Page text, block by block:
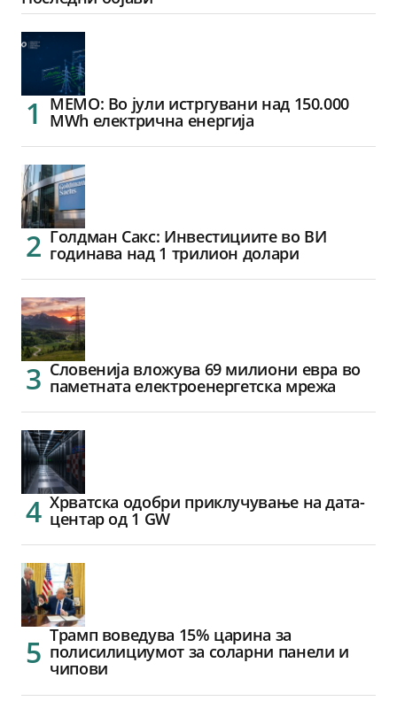
МЕМО: Во јули истргувани над 150.000
MWh електрична енергија
Голдман Сакс: Инвестициите во ВИ
годинава над 1 трилион долари
Словенија вложува 69 милиони евра во
паметната електроенергетска мрежа
Хрватска одобри приклучување на дата-
центар од 1 GW
Трамп воведува 15% царина за
полисилициумот за соларни панели и
чипови